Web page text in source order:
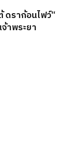
ดราก้อนไฟว์“
าพระยา